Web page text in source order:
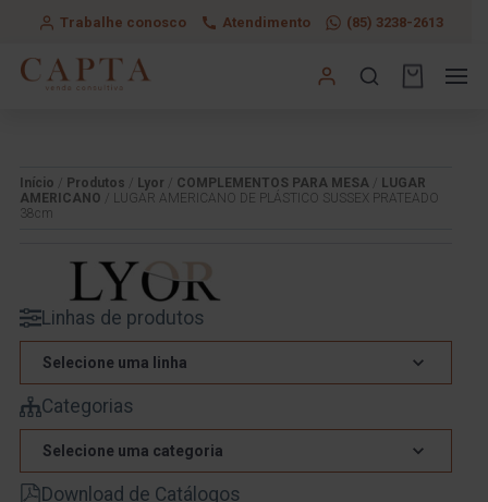
Trabalhe conosco Atendimento (85) 3238-2613
Início Produtos Lyor COMPLEMENTOS PARA MESA
LUGAR
AMERICANO / LUGAR AMERICANO DE PLÁSTICO SUSSEX PRATEADO
38cm
Linhas de produtos
Selecione uma linha
Categorias
Selecione uma categoria
Download de Catálogos